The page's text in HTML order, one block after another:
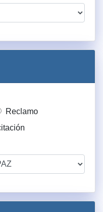
Reclamo